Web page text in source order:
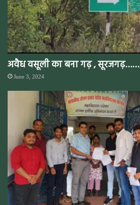
अवैध वसूली का बना गढ़ , सूरजगढ़……
June 3, 2024